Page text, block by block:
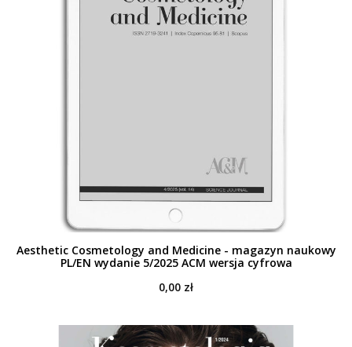
Aesthetic Cosmetology and Medicine - magazyn naukowy
PL/EN wydanie 5/2025 ACM wersja cyfrowa
0,00 zł